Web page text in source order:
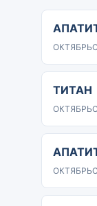
ТИТАН